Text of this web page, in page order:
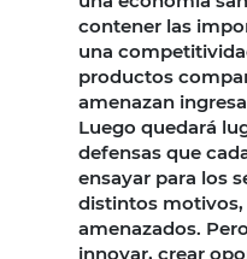
contener las
una
productos
amenazan
Luego quedará
defensas que
ensayar para los
distintos motivos,
amenazados.
innovar, crear